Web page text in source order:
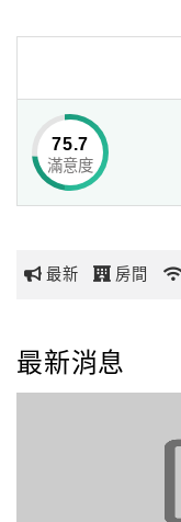
球
網
玩
玩
樂
●平面停車場，可停
●商務中心：電腦／
●房間內RO逆滲透
●自助洗衣房，免費
板。
75.7
滿意度
最新 房間
最新消息